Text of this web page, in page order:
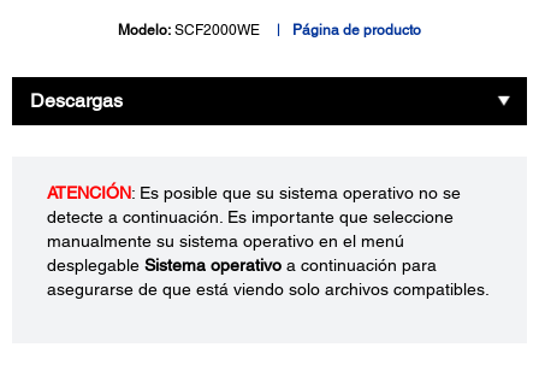
Modelo: SCF2000WE Página de producto
Descargas
ATENCIÓN: Es posible que su sistema operativo no se
detecte a continuación. Es importante que seleccione
manualmente su sistema operativo en el menú
desplegable Sistema operativo a continuación para
asegurarse de que está viendo solo archivos compatibles.